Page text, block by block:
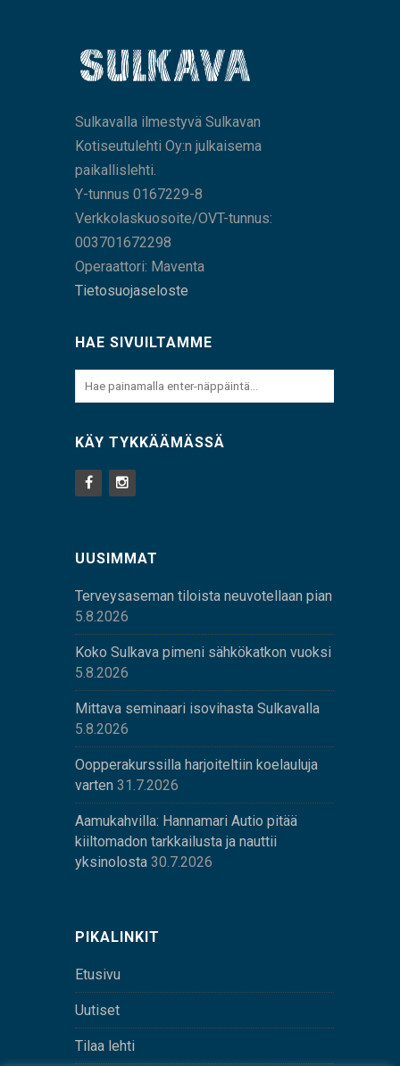
Sulkavalla ilmestyvä Sulkavan
Kotiseutulehti Oy:n julkaisema
paikallislehti.
Y-tunnus 0167229-8
Verkkolaskuosoite/OVT-tunnus:
003701672298
Operaattori: Maventa
Tietosuojaseloste
HAE SIVUILTAMME
KÄY TYKKÄÄMÄSSÄ
UUSIMMAT
Terveysaseman tiloista neuvotellaan pian
5.8.2026
Koko Sulkava pimeni sähkökatkon vuoksi
5.8.2026
Mittava seminaari isovihasta Sulkavalla
5.8.2026
Oopperakurssilla harjoiteltiin koelauluja
varten 31.7.2026
Aamukahvilla: Hannamari Autio pitää
kiiltomadon tarkkailusta ja nauttii
yksinolosta 30.7.2026
PIKALINKIT
Etusivu
Uutiset
Tilaa lehti